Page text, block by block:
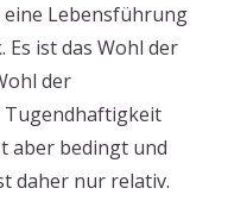
Lebensführung
ist das Wohl der
der
Tugendhaftigkeit
aber bedingt und
daher nur relativ.